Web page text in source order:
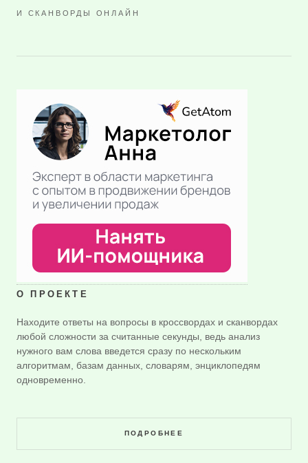
И СКАНВОРДЫ ОНЛАЙН
О ПРОЕКТЕ
Находите ответы на вопросы в кроссвордах и сканвордах
любой сложности за считанные секунды, ведь анализ
нужного вам слова введется сразу по нескольким
алгоритмам, базам данных, словарям, энциклопедям
одновременно.
ПОДРОБНЕЕ